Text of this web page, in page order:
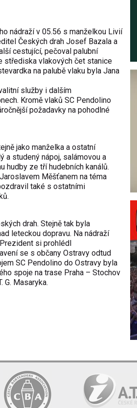
nádraží v 05.56 s manželkou Livií
Českých drah Josef Bazala a
cestující, pečoval palubní
střediska vlakových čet stanice
na palubě vlaku byla Jana
služby i dalším
Kromě vlaků SC Pendolino
požadavky na pohodlné
jako manželka a ostatní
a studený nápoj, salámovou a
hudby ze tří hudebních kanálů.
Měšťanem na téma
také s ostatními
drah. Stejně tak byla
leteckou dopravu. Na nádraží
si prohlédl
se s občany Ostravy odtud
SC Pendolino do Ostravy byla
spoje na trase Praha – Stochov
Masaryka.